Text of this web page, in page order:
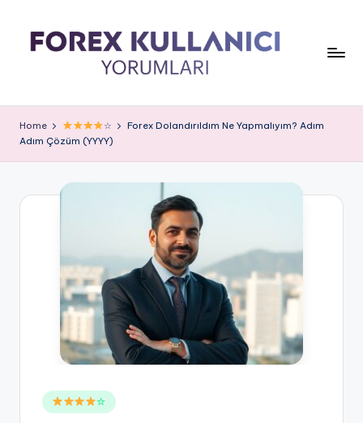
Home ☆
Forex Dolandırıldım Ne Yapmalıyım? Adım
Adım Çözüm (YYYY)
Posted
in
☆